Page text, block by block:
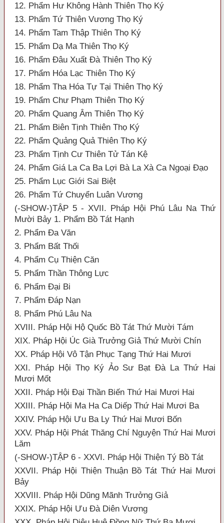
12. Phẩm Hư Không Hành Thiên Thọ Ký
13. Phẩm Tứ Thiên Vương Thọ Ký
14. Phẩm Tam Thập Thiên Thọ Ký
15. Phẩm Dạ Ma Thiên Thọ Ký
16. Phẩm Đâu Xuất Đà Thiên Thọ Ký
17. Phẩm Hóa Lạc Thiên Thọ Ký
18. Phẩm Tha Hóa Tự Tại Thiên Thọ Ký
19. Phẩm Chư Phạm Thiên Thọ Ký
20. Phẩm Quang Âm Thiên Thọ Ký
21. Phẩm Biên Tịnh Thiên Thọ Ký
22. Phẩm Quảng Quả Thiên Thọ Ký
23. Phẩm Tịnh Cư Thiên Tử Tán Kệ
24. Phẩm Giá La Ca Ba Lợi Bà La Xà Ca Ngoại Đạo
25. Phẩm Lục Giới Sai Biệt
26. Phẩm Tứ Chuyển Luân Vương
(-SHOW-)TẬP 5 - XVII. Pháp Hội Phú Lâu Na Thứ
Mười Bảy 1. Phẩm Bồ Tát Hạnh
2. Phẩm Đa Văn
3. Phẩm Bất Thối
4. Phẩm Cụ Thiện Căn
5. Phẩm Thần Thông Lực
6. Phẩm Đại Bi
7. Phẩm Đáp Nạn
8. Phẩm Phú Lâu Na
XVIII. Pháp Hội Hộ Quốc Bồ Tát Thứ Mười Tám
XIX. Pháp Hội Úc Già Trưởng Giả Thứ Mười Chín
XX. Pháp Hội Vô Tận Phục Tạng Thứ Hai Mươi
XXI. Pháp Hội Thọ Ký Ảo Sư Bạt Đà La Thứ Hai
Mươi Mốt
XXII. Pháp Hội Đại Thần Biến Thứ Hai Mươi Hai
XXIII. Pháp Hội Ma Ha Ca Diếp Thứ Hai Mươi Ba
XXIV. Pháp Hội Ưu Ba Ly Thứ Hai Mươi Bốn
XXV. Pháp Hội Phát Thăng Chí Nguyện Thứ Hai Mươi
Lăm
(-SHOW-)TẬP 6 - XXVI. Pháp Hội Thiện Tý Bồ Tát
XXVII. Pháp Hội Thiện Thuận Bồ Tát Thứ Hai Mươi
Bảy
XXVIII. Pháp Hội Dũng Mãnh Trưởng Giả
XXIX. Pháp Hội Ưu Đà Diên Vương